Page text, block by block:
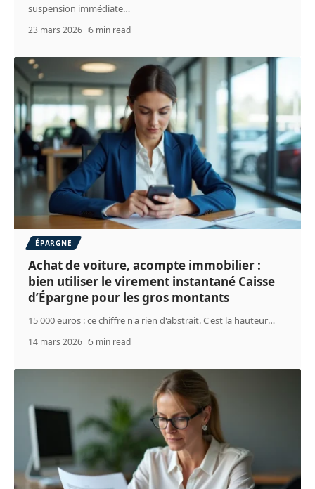
suspension immédiate…
23 mars 2026 6 min read
ÉPARGNE
Achat de voiture, acompte immobilier :
bien utiliser le virement instantané Caisse
d’Épargne pour les gros montants
15 000 euros : ce chiffre n'a rien d'abstrait. C'est la hauteur…
14 mars 2026 5 min read